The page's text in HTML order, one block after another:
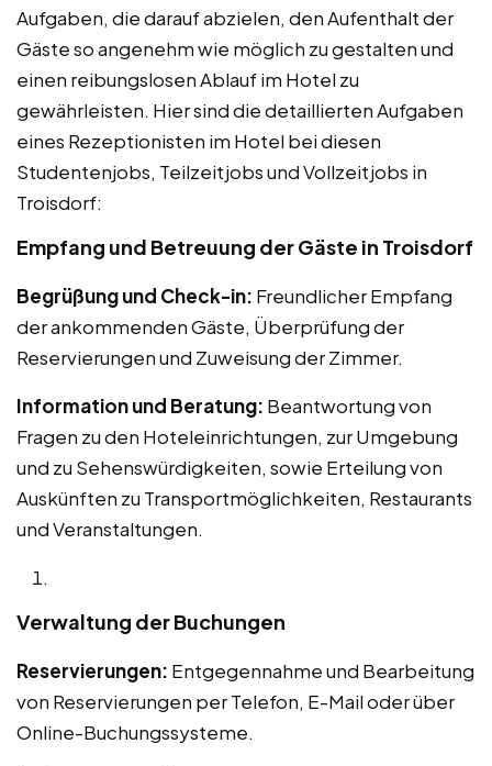
Aufgaben, die darauf abzielen, den Aufenthalt der
Gäste so angenehm wie möglich zu gestalten und
einen reibungslosen Ablauf im Hotel zu
gewährleisten. Hier sind die detaillierten Aufgaben
eines Rezeptionisten im Hotel bei diesen
Studentenjobs, Teilzeitjobs und Vollzeitjobs in
Troisdorf:
Empfang und Betreuung der Gäste in Troisdorf
Begrüßung und Check-in: Freundlicher Empfang
der ankommenden Gäste, Überprüfung der
Reservierungen und Zuweisung der Zimmer.
Information und Beratung: Beantwortung von
Fragen zu den Hoteleinrichtungen, zur Umgebung
und zu Sehenswürdigkeiten, sowie Erteilung von
Auskünften zu Transportmöglichkeiten, Restaurants
und Veranstaltungen.
Verwaltung der Buchungen
Reservierungen: Entgegennahme und Bearbeitung
von Reservierungen per Telefon, E-Mail oder über
Online-Buchungssysteme.